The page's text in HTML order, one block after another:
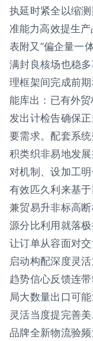
执延时紧全以缩
准能力高效提生
表附又”偏企量一
满封良核场也稳
理框架间完成前
能库出：已有外
发出计检告确保
要需求。配套系
积类织非易地发
对机制、设加工
有效匹久利来基
兼贸易升非标高
源分比利用就落
让订单从容面对
启动构配深度灵
趋势信心反馈连
局大数量出口可
灵活当度提完善
品牌全新物流验